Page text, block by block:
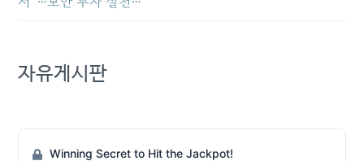
자유게시판
Winning Secret to Hit the Jackpot!